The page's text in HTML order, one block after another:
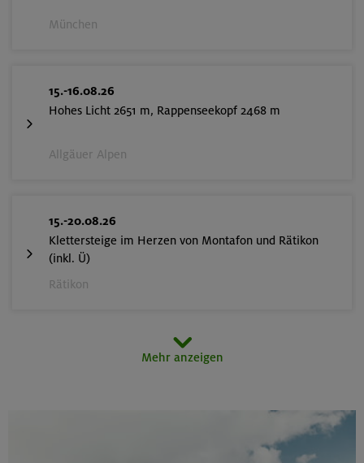
München
15.-16.08.26
Hohes Licht 2651 m, Rappenseekopf 2468 m
Allgäuer Alpen
15.-20.08.26
Klettersteige im Herzen von Montafon und Rätikon
(inkl. Ü)
Rätikon
Mehr anzeigen